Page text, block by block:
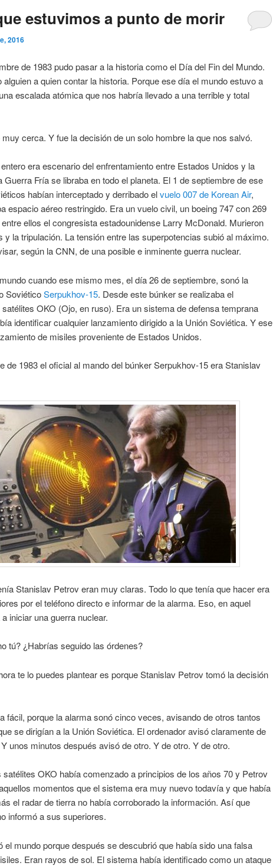
estuvimos a punto de morir
2016
de 1983 pudo pasar a la historia como el Día del Fin del Mundo.
alguien a quien contar la historia. Porque ese día el mundo estuvo a
escalada atómica que nos habría llevado a una terrible y total
cerca. Y fue la decisión de un solo hombre la que nos salvó.
era escenario del enfrentamiento entre Estados Unidos y la
Guerra Fría se libraba en todo el planeta. El 1 de septiembre de ese
habían interceptado y derribado elvuelo 007 de Korean Air,
espacio aéreo restringido. Era un vuelo civil, un boeing 747 con 269
ellos el congresista estadounidense Larry McDonald. Murieron
y la tripulación. La tensión entre las superpotencias subió al máximo.
según la CNN, de una posible e inminente guerra nuclear.
cuando ese mismo mes, el día 26 de septiembre, sonó la
SoviéticoSerpukhov-15. Desde este búnker se realizaba el
OKO (Ojo, en ruso). Era un sistema de defensa temprana
identificar cualquier lanzamiento dirigido a la Unión Soviética. Y ese
de misiles proveniente de Estados Unidos.
de 1983 el oficial al mando del búnker Serpukhov-15 era Stanislav
Stanislav Petrov eran muy claras. Todo lo que tenía que hacer era
por el teléfono directo e informar de la alarma. Eso, en aquel
iniciar una guerra nuclear.
tú? ¿Habrías seguido las órdenes?
te lo puedes plantear es porque Stanislav Petrov tomó la decisión
fácil, porque la alarma sonó cinco veces, avisando de otros tantos
se dirigían a la Unión Soviética. El ordenador avisó claramente de
Y unos minutos después avisó de otro. Y de otro. Y de otro.
satélites OKO había comenzado a principios de los años 70 y Petrov
momentos que el sistema era muy nuevo todavía y que había
el radar de tierra no había corroborado la información. Así que
informó a sus superiores.
el mundo porque después se descubrió que había sido una falsa
Eran rayos de sol. El sistema había identificado como un ataque